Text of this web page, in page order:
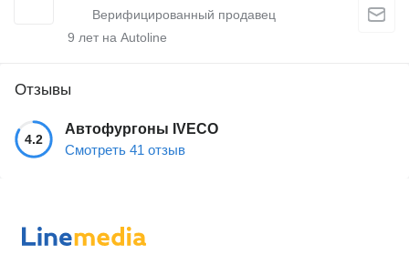
9 лет на Autoline
Отзывы
4.2
Автофургоны IVECO
Смотреть 41 отзыв